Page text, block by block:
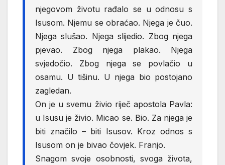
njegovom životu rađalo se u odnosu s
Isusom. Njemu se obraćao. Njega je čuo.
Njega slušao. Njega slijedio. Zbog njega
pjevao. Zbog njega plakao. Njega
svjedočio. Zbog njega se povlačio u
osamu. U tišinu. U njega bio postojano
zagledan.
On je u svemu živio riječ apostola Pavla:
u Isusu je živio. Micao se. Bio. Za njega je
biti značilo – biti Isusov. Kroz odnos s
Isusom on je bivao čovjek. Franjo.
Snagom svoje osobnosti, svoga života,